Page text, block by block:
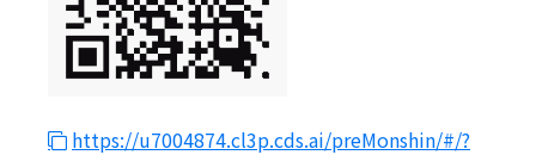
https://u7004874.cl3p.cds.ai/preMonshin/#/?